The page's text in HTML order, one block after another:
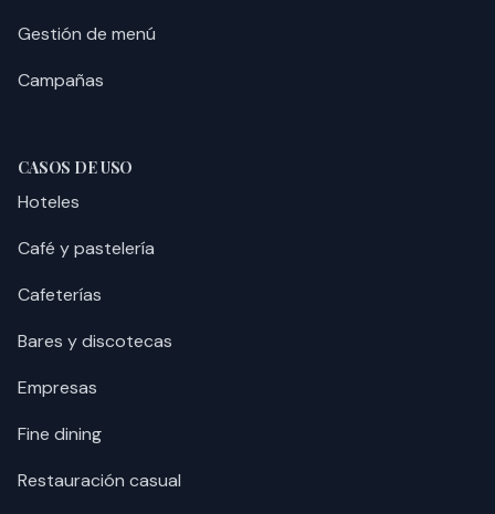
Gestión de menú
Campañas
CASOS DE USO
Hoteles
Café y pastelería
Cafeterías
Bares y discotecas
Empresas
Fine dining
Restauración casual